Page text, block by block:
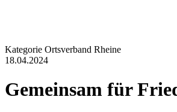
Kategorie Ortsverband Rheine
18.04.2024
Gemeinsam für